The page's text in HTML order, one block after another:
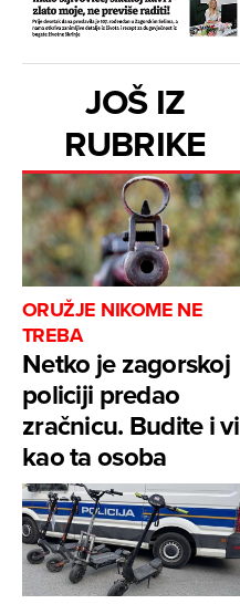
JOŠ IZ
RUBRIKE
ORUŽJE NIKOME NE
TREBA
Netko je zagorskoj
policiji predao
zračnicu. Budite i vi
kao ta osoba